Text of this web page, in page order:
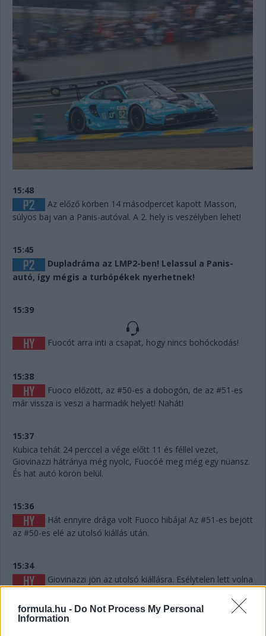
formula.hu - Do Not Process My Personal
Information
15:48
Az előző körben 14 másodpercet kapott Masson,
súlyos baj van a Panis-autóval. A 2. hely is veszélyben lehet!
15:45
Dupladráma az LMP2-ben! Lelassul a Panis-
autó, így mégis a turbópékek nyerhetnek!
15:39
Fuocót arra inti a csapat, hogy nincs bohóckodás!
15:38
Fuoco előzött, az #50-es a dobogón, de az #51-es
már vissza is veszi a harmadik helyet! Nahát!
15:37
Kubica tehát 24 perccel a vége előtt 11 és féllel vezet,
Giovinazzi hátránya még nyolc, Fuocóé meg még egy nüansz.
És hat autó körön belül.
15:36
Hát ennyire drága volt Fuoco hibája! Az #51-es bejött
az #50-es elé az utolsó kiállás után.
15:34
Giovinazzi jön az utolsó kiállásra. Esélytelen lett volna
15:30